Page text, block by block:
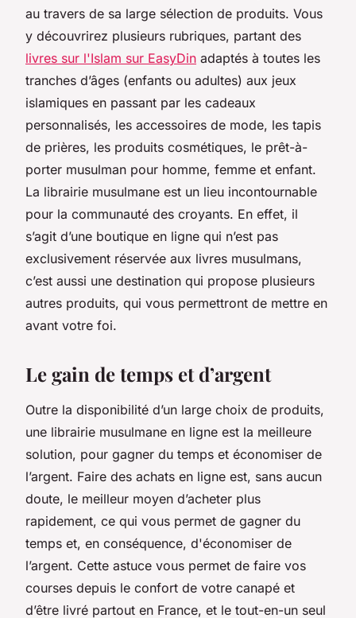
au travers de sa large sélection de produits. Vous
y découvrirez plusieurs rubriques, partant des
livres sur l'Islam sur EasyDin adaptés à toutes les
tranches d’âges (enfants ou adultes) aux jeux
islamiques en passant par les cadeaux
personnalisés, les accessoires de mode, les tapis
de prières, les produits cosmétiques, le prêt-à-
porter musulman pour homme, femme et enfant.
La librairie musulmane est un lieu incontournable
pour la communauté des croyants. En effet, il
s’agit d’une boutique en ligne qui n’est pas
exclusivement réservée aux livres musulmans,
c’est aussi une destination qui propose plusieurs
autres produits, qui vous permettront de mettre en
avant votre foi.
Le gain de temps et d’argent
Outre la disponibilité d’un large choix de produits,
une librairie musulmane en ligne est la meilleure
solution, pour gagner du temps et économiser de
l’argent. Faire des achats en ligne est, sans aucun
doute, le meilleur moyen d’acheter plus
rapidement, ce qui vous permet de gagner du
temps et, en conséquence, d'économiser de
l’argent. Cette astuce vous permet de faire vos
courses depuis le confort de votre canapé et
d’être livré partout en France, et le tout-en-un seul